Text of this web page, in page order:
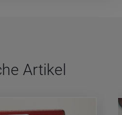
Arti­kel